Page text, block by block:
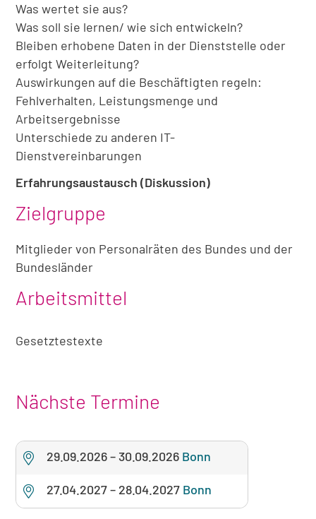
Was wertet sie aus?
Was soll sie lernen/ wie sich entwickeln?
Bleiben erhobene Daten in der Dienststelle oder
erfolgt Weiterleitung?
Auswirkungen auf die Beschäftigten regeln:
Fehlverhalten, Leistungsmenge und
Arbeitsergebnisse
Unterschiede zu anderen IT-
Dienstvereinbarungen
Erfahrungsaustausch (Diskussion)
Zielgruppe
Mitglieder von Personalräten des Bundes und der
Bundesländer
Arbeitsmittel
Gesetztestexte
Nächste Termine
29.09.2026–30.09.2026 Bonn
27.04.2027– 28.04.2027 Bonn